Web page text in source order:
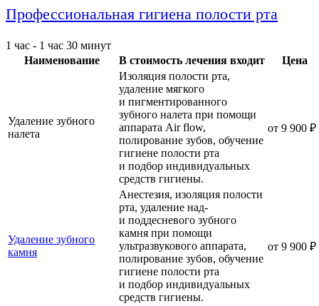
Профессиональная гигиена полости рта
1 час - 1 час 30 минут
Наименование
В стоимость лечения входит Цена
Удаление зубного
налета
Изоляция полости рта,
удаление мягкого
и пигментированного
зубного налета при помощи
аппарата Air flow,
полирование зубов, обучение
гигиене полости рта
и подбор индивидуальных
средств гигиены.
от 9 900 ₽
Удаление зубного
камня
Анестезия, изоляция полости
рта, удаление над-
и поддесневого зубного
камня при помощи
ультразвукового аппарата,
полирование зубов, обучение
гигиене полости рта
и подбор индивидуальных
средств гигиены.
от 9 900 ₽